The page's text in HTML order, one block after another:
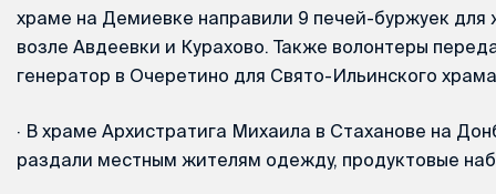
храме на Демиевке направили 9 печей-буржуек для
возле Авдеевки и Курахово. Также волонтеры
генератор в Очеретино для Свято-Ильинского
· В храме Архистратига Михаила в Стаханове на
раздали местным жителям одежду, продуктовые